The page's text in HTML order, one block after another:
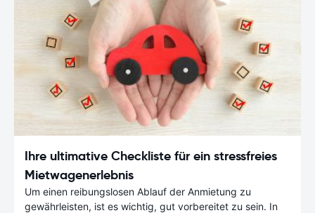
Ihre ultimative Checkliste für ein stressfreies
Mietwagenerlebnis
Um einen reibungslosen Ablauf der Anmietung zu
gewährleisten, ist es wichtig, gut vorbereitet zu sein. In